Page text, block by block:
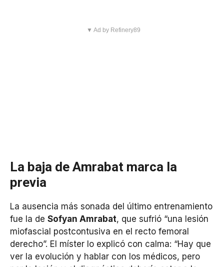
▼ Ad by Refinery89
La baja de Amrabat marca la
previa
La ausencia más sonada del último entrenamiento
fue la de Sofyan Amrabat, que sufrió “una lesión
miofascial postcontusiva en el recto femoral
derecho”. El míster lo explicó con calma: “Hay que
ver la evolución y hablar con los médicos, pero